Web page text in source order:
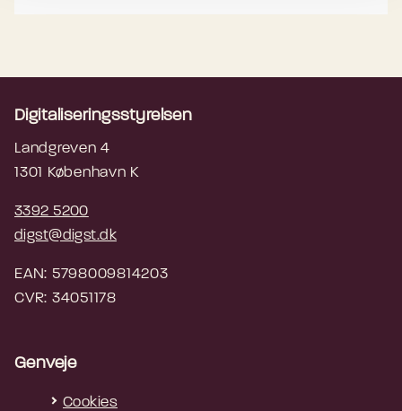
Digitaliseringsstyrelsen
Landgreven 4
1301 København K
3392 5200
digst@digst.dk
EAN: 5798009814203
CVR: 34051178
Genveje
Cookies